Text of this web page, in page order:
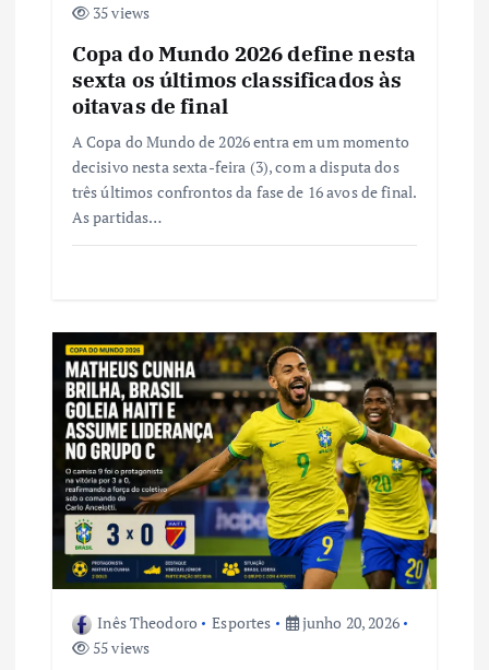
35 views
Copa do Mundo 2026 define nesta
sexta os últimos classificados às
oitavas de final
A Copa do Mundo de 2026 entra em um momento
decisivo nesta sexta-feira (3), com a disputa dos
três últimos confrontos da fase de 16 avos de final.
As partidas…
Inês Theodoro Esportes
junho 20, 2026
55 views